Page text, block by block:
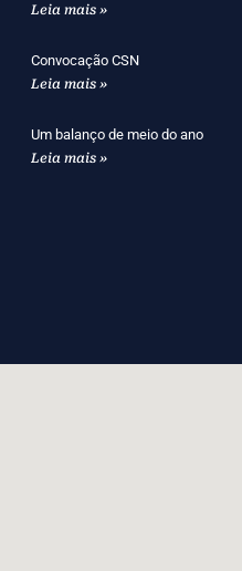
Leia mais »
Convocação CSN
Leia mais »
Um balanço de meio do ano
Leia mais »